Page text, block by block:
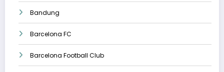
Bandung
Barcelona FC
Barcelona Football Club